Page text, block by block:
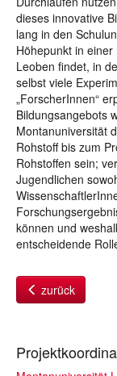
dieses innovative
lang in den
Höhepunkt in
Leoben findet, in
selbst viele
„ForscherInnen“
Bildungsangebots
Montanuniversität
Rohstoff bis zum
Rohstoffen sein;
Jugendlichen
können und
entscheidende
zurück